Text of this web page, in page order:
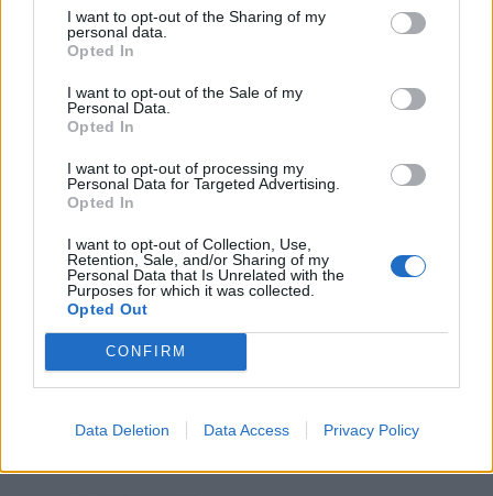
I want to opt-out of the Sharing of my
personal data.
Opted In
I want to opt-out of the Sale of my
Personal Data.
Opted In
I want to opt-out of processing my
Personal Data for Targeted Advertising.
Opted In
I want to opt-out of Collection, Use,
Retention, Sale, and/or Sharing of my
Personal Data that Is Unrelated with the
Purposes for which it was collected.
Opted Out
CONFIRM
Data Deletion Data Access Privacy Policy
Περισσότερα Θέματα
Wellness